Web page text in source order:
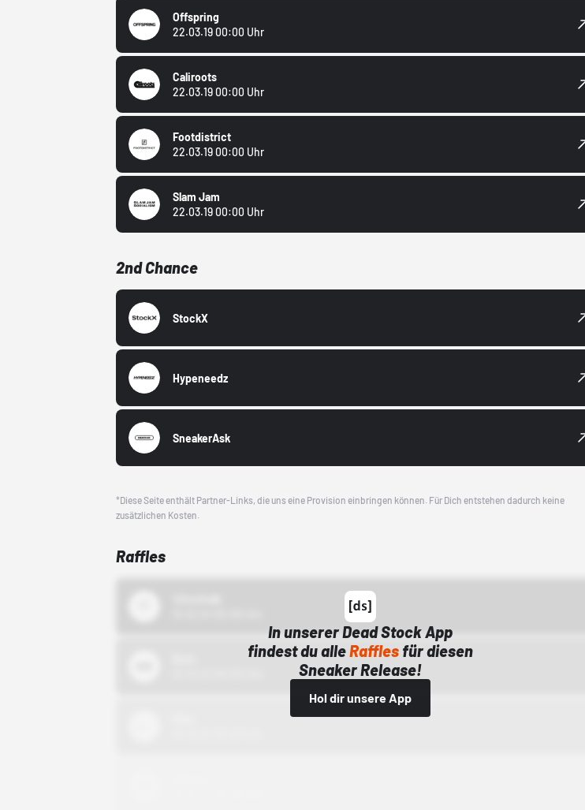
Offspring
22.03.19 00:00 Uhr
Caliroots
22.03.19 00:00 Uhr
Footdistrict
22.03.19 00:00 Uhr
Slam Jam
22.03.19 00:00 Uhr
2nd Chance
StockX
Hypeneedz
SneakerAsk
*Diese Seite enthält Partner-Links, die uns eine Provision einbringen können. Für Dich entstehen dadurch keine
zusätzlichen Kosten.
Raffles
In unserer Dead Stock App
findest du alleRaffles für diesen
Sneaker Release!
Hol dir unsere App